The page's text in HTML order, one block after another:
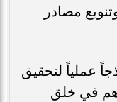
مصادر
عملياً لتحقيق
فهو يساهم في خلق